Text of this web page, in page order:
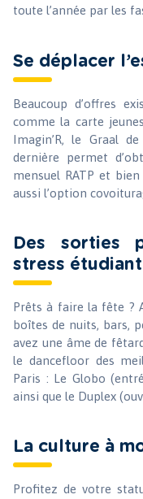
toute l’année par les
Se déplacer
Beaucoup d’offres
comme la carte
Imagin’R, le Graal
dernière permet
mensuel RATP et bien
aussi l’option
Des sorties
stress étudiant
Prêts à faire la fête ?
boîtes de nuits, bars,
avez une âme de
le dancefloor des
Paris : Le Globo
ainsi que le Duplex
La culture à
Profitez de votre